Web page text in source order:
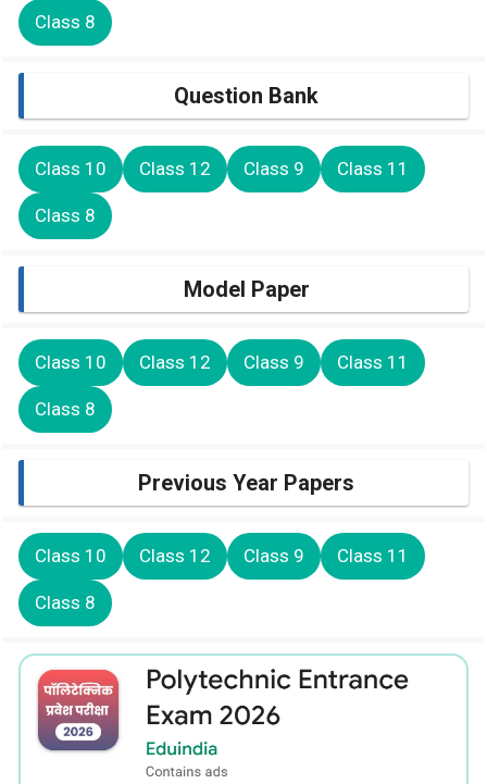
Class 8
Question Bank
Class 10 Class 12 Class 9 Class 11
Class 8
Model Paper
Class 10 Class 12 Class 9 Class 11
Class 8
Previous Year Papers
Class 10 Class 12 Class 9 Class 11
Class 8